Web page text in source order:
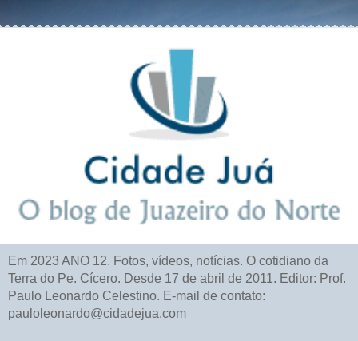
Em 2023 ANO 12. Fotos, vídeos, notícias. O cotidiano da
Terra do Pe. Cícero. Desde 17 de abril de 2011. Editor: Prof.
Paulo Leonardo Celestino. E-mail de contato:
pauloleonardo@cidadejua.com